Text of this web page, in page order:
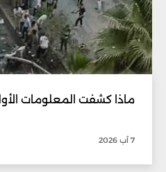
ماذا كشفت المعلومات
7 آب 2026